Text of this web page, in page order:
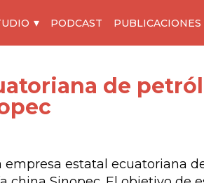
PODCAST PUBLICACIONES
de
estatal ecuatoriana